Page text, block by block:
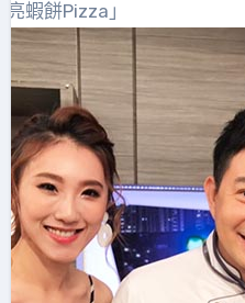
蝦餅Pizza」